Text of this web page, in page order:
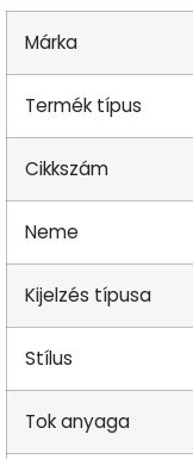
Márka
Termék típus
Cikkszám
Neme
Kijelzés típusa
Stílus
Tok anyaga